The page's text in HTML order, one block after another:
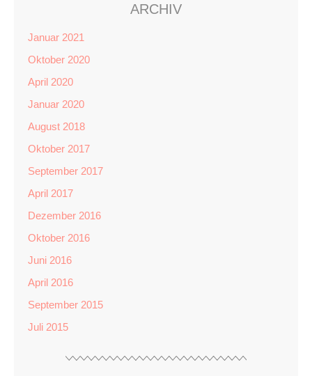
ARCHIV
Januar 2021
Oktober 2020
April 2020
Januar 2020
August 2018
Oktober 2017
September 2017
April 2017
Dezember 2016
Oktober 2016
Juni 2016
April 2016
September 2015
Juli 2015